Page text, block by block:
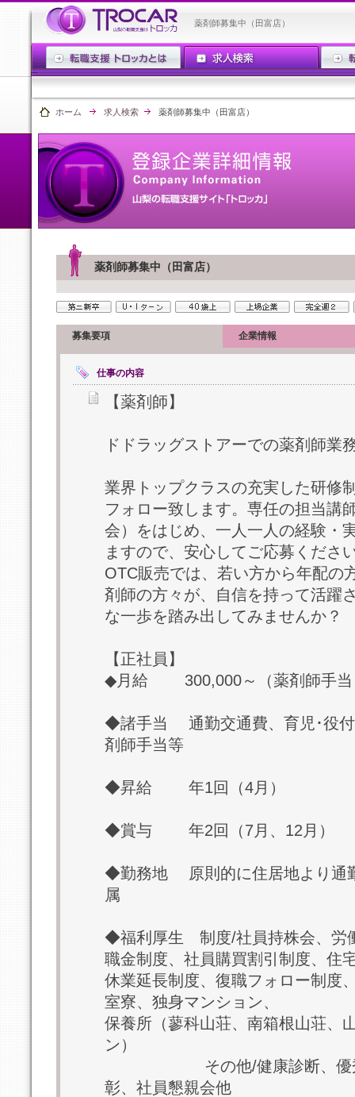
薬剤師募集中（田富店）
ホーム 求人検索 薬剤師募集中（田富店）
薬剤師募集中（田富店）
募集要項 企業情報
仕事の内容
【薬剤師】
ドドラッグストアーでの薬剤師業
業界トップクラスの充実した研修
フォロー致します。専任の担当講
会）をはじめ、一人一人の経験・
ますので、安心してご応募くださ
OTC販売では、若い方から年配の
剤師の方々が、自信を持って活躍
な一歩を踏み出してみませんか？
【正社員】
◆月給 300,000～（薬剤師手当
◆諸手当 通勤交通費、育児･役付
剤師手当等
◆昇給 年1回（4月）
◆賞与 年2回（7月、12月）
◆勤務地 原則的に住居地より通
属
◆福利厚生 制度/社員持株会、労
職金制度、社員購買割引制度、
休業延長制度、復職フォロー制度
室寮、独身マンション、
保養所（蓼科山荘、南箱根山荘、
ン）
その他/健康診断、優秀販
彰、社員懇親会他